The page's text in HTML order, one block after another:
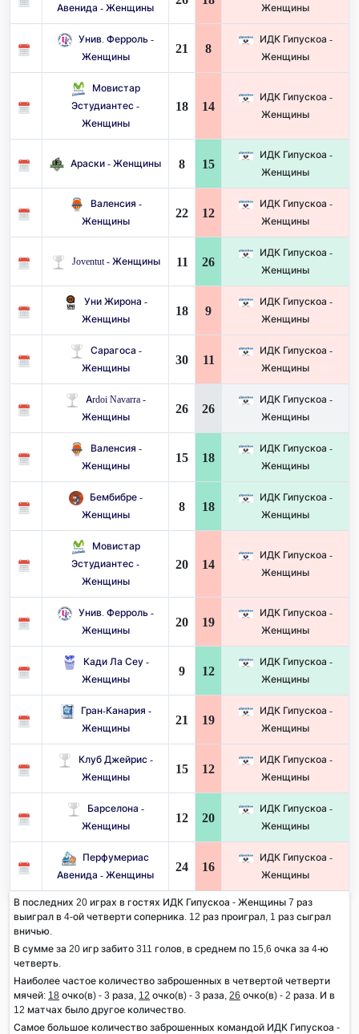
Авенида - Женщины Женщины
Унив. Ферроль -
Женщины
21 8
ИДК Гипускоа -
Женщины
Мовистар
Эстудиантес -
Женщины
18 14
ИДК Гипускоа -
Женщины
Араски - Женщины 8 15
ИДК Гипускоа -
Женщины
Валенсия -
Женщины
22 12
ИДК Гипускоа -
Женщины
Joventut - Женщины 11 26
ИДК Гипускоа -
Женщины
Уни Жирона -
Женщины
18 9
ИДК Гипускоа -
Женщины
Сарагоса -
Женщины
30 11
ИДК Гипускоа -
Женщины
Ardoi Navarra -
Женщины
26 26
ИДК Гипускоа -
Женщины
Валенсия -
Женщины
15 18
ИДК Гипускоа -
Женщины
Бембибре -
Женщины
8 18
ИДК Гипускоа -
Женщины
Мовистар
Эстудиантес -
Женщины
20 14
ИДК Гипускоа -
Женщины
Унив. Ферроль -
Женщины
20 19
ИДК Гипускоа -
Женщины
Кади Ла Сеу -
Женщины
9 12
ИДК Гипускоа -
Женщины
Гран-Канария -
Женщины
21 19
ИДК Гипускоа -
Женщины
Клуб Джейрис -
Женщины
15 12
ИДК Гипускоа -
Женщины
Барселона -
Женщины
12 20
ИДК Гипускоа -
Женщины
Перфумериас
Авенида - Женщины
24 16
ИДК Гипускоа -
Женщины
В последних 20 играх в гостях ИДК Гипускоа - Женщины 7 раз
выиграл в 4-ой четверти соперника. 12 раз проиграл, 1 раз сыграл
вничью.
В сумме за 20 игр забито 311 голов, в среднем по 15,6 очка за 4-ю
четверть.
Наиболее частое количество заброшенных в четвертой четверти
мячей: 18 очко(в) - 3 раза, 12 очко(в) - 3 раза, 26 очко(в) - 2 раза. И в
12 матчах было другое количество.
Самое большое количество заброшенных командой ИДК Гипускоа -